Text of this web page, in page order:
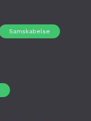
Samskabelse